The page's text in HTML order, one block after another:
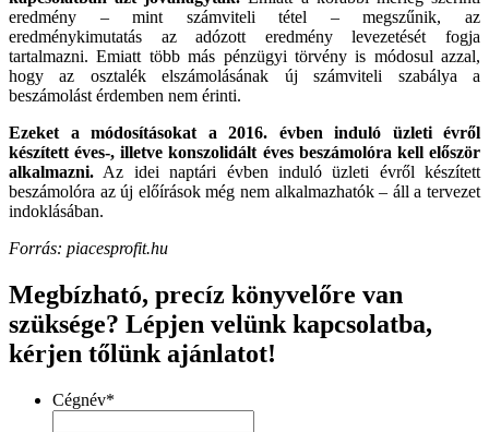
eredmény – mint számviteli tétel – megszűnik, az
eredménykimutatás az adózott eredmény levezetését fogja
tartalmazni. Emiatt több más pénzügyi törvény is módosul azzal,
hogy az osztalék elszámolásának új számviteli szabálya a
beszámolást érdemben nem érinti.
Ezeket a módosításokat a 2016. évben induló üzleti évről
készített éves-, illetve konszolidált éves beszámolóra kell először
alkalmazni. Az idei naptári évben induló üzleti évről készített
beszámolóra az új előírások még nem alkalmazhatók – áll a tervezet
indoklásában.
Forrás: piacesprofit.hu
Megbízható, precíz könyvelőre van
szüksége? Lépjen velünk kapcsolatba,
kérjen tőlünk ajánlatot!
Cégnév*